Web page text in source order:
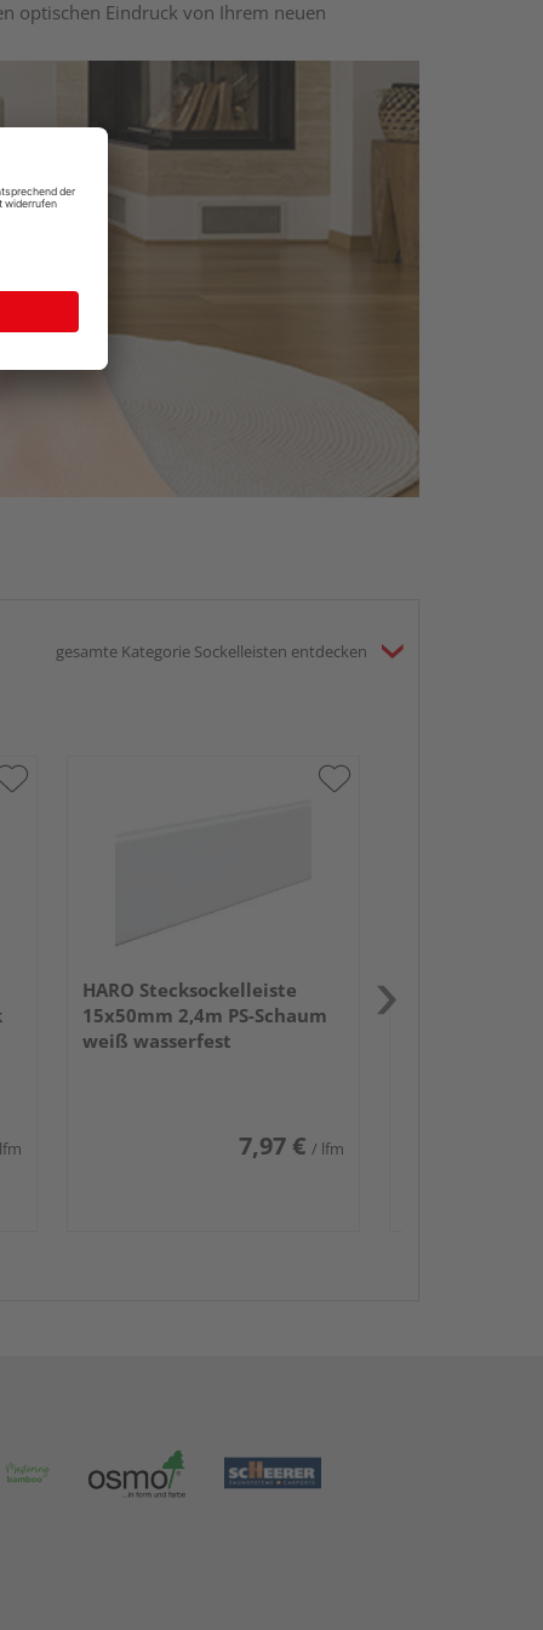
optischen Eindruck von Ihrem neuen
gesamte Kategorie Sockelleisten entdecken
HARO Stecksockelleiste
15x50mm 2,4m PS-Schaum
weiß wasserfest
7,97 € / lfm